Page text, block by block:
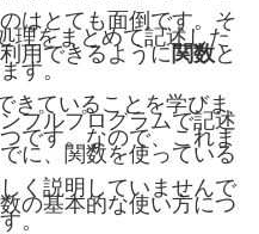
はとても面倒です。そ
理をまとめて記述した
用できるように関数と
す。
きていることを学びま
プルプログラムで記述
です。なので、これま
に、関数を使っている
く説明していませんで
の基本的な使い方につ
。